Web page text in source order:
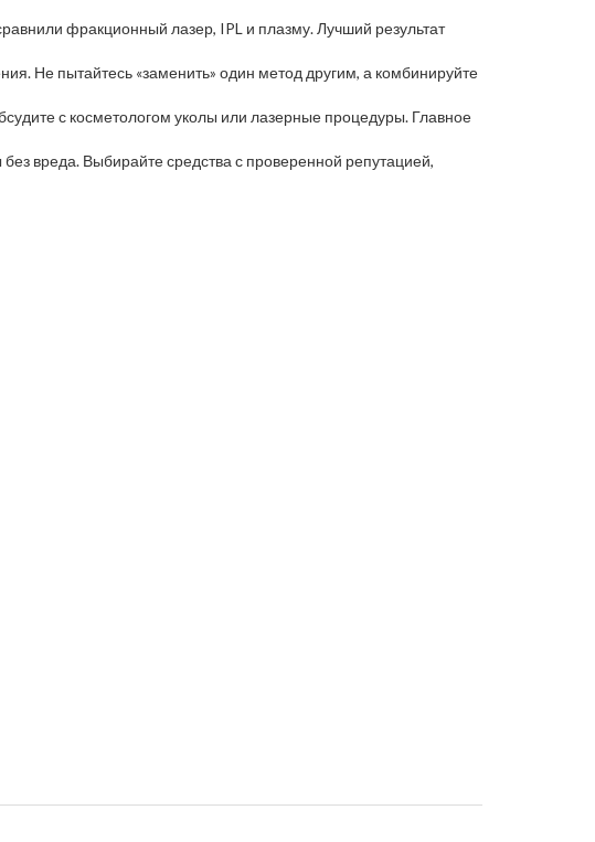
фракционный лазер, IPL и плазму. Лучший результат
Не пытайтесь «заменить» один метод другим, а комбинируйте
с косметологом уколы или лазерные процедуры. Главное
вреда. Выбирайте средства с проверенной репутацией,